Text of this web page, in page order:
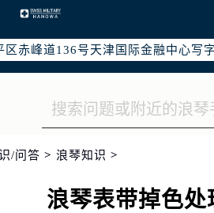
区东长安街1号东方广场写字楼W3座
区建国门外大街甲6号华熙国际中心
区赤峰道136号天津国际金融中心写
区虹桥路3号港汇中心写字楼2座37
区中山南路1号（新街口）南京中心
区淮海东路29号苏宁广场IFC国际金
区世纪大道5号盐城金融城写字楼1号
/问答 > 浪琴知识 >
浪琴表带掉色处